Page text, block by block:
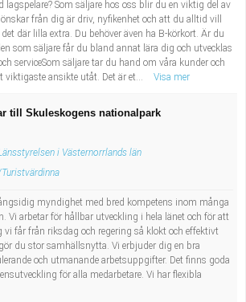
lagspelare? Som säljare hos oss blir du en viktig del av
från dig är driv, nyfikenhet och att du alltid vill
där lilla extra. Du behöver även ha B-körkort. Är du
som säljare får du bland annat lära dig och utvecklas
serviceSom säljare tar du hand om våra kunder och
viktigaste ansikte utåt. Det är et...
Visa mer
till Skuleskogens nationalpark
i Västernorrlands län
myndighet med bred kompetens inom många
Vi arbetar för hållbar utveckling i hela länet och för att
vi får från riksdag och regering så klokt och effektivt
du stor samhällsnytta. Vi erbjuder dig en bra
och utmanande arbetsuppgifter. Det finns goda
för alla medarbetare. Vi har flexibla